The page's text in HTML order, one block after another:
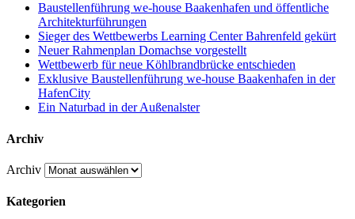
Baustellenführung we-house Baakenhafen und öffentliche
Architekturführungen
Sieger des Wettbewerbs Learning Center Bahrenfeld gekürt
Neuer Rahmenplan Domachse vorgestellt
Wettbewerb für neue Köhlbrandbrücke entschieden
Exklusive Baustellenführung we-house Baakenhafen in der
HafenCity
Ein Naturbad in der Außenalster
Archiv
Archiv
Kategorien